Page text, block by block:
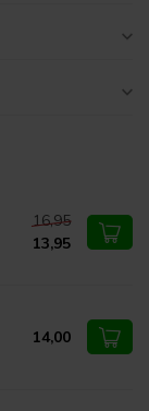
16,95
13,95
14,00